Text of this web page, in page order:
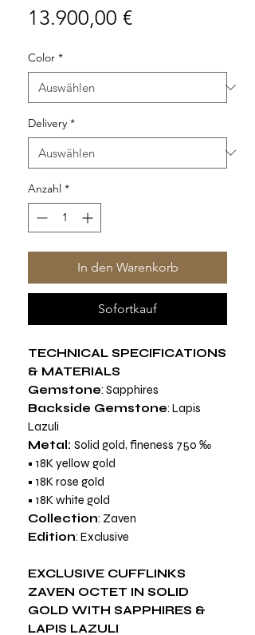
13.900,00 €Preis
Color *
Delivery *
Anzahl *
In den Warenkorb
Sofortkauf
TECHNICAL SPECIFICATIONS
& MATERIALS
Gemstone: Sapphires
Backside Gemstone: Lapis
Lazuli
Metal: Solid gold, fineness 750 ‰
• 18K yellow gold
• 18K rose gold
• 18K white gold
Collection: Zaven
Edition: Exclusive
EXCLUSIVE CUFFLINKS
ZAVEN OCTET IN SOLID
GOLD WITH SAPPHIRES &
LAPIS LAZULI